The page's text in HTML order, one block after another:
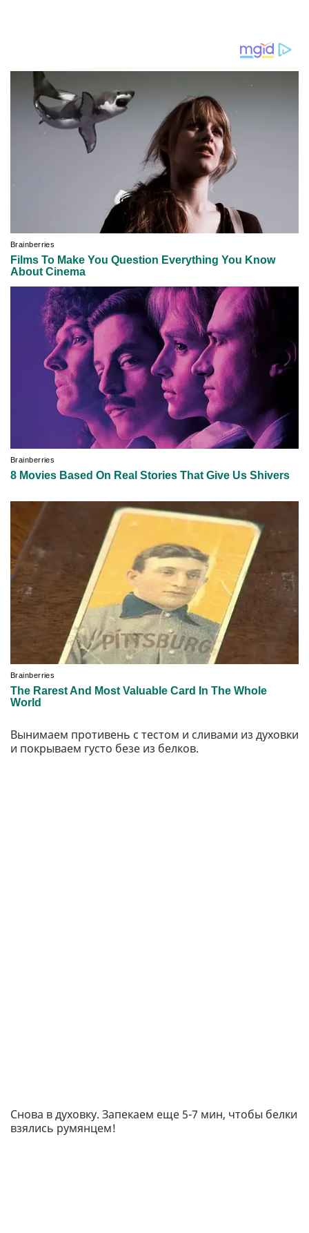
Вынимаем противень с тестом и сливами из духовки
и покрываем густо безе из белков.
Снова в духовку. Запекаем еще 5-7 мин, чтобы белки
взялись румянцем!